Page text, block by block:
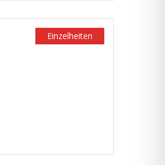
Einzelheiten